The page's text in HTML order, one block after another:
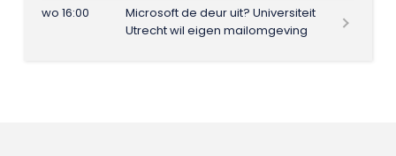
wo 16:00
Microsoft de deur uit? Universiteit
Utrecht wil eigen mailomgeving